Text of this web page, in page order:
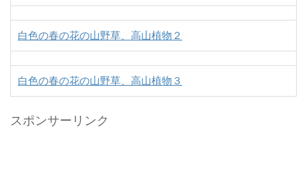
白色の春の花の山野草、高山植物２
白色の春の花の山野草、高山植物３
スポンサーリンク